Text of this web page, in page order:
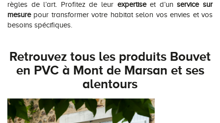
règles de l’art. Profitez de leur expertiseet d’unservice sur
mesurepour transformer votre habitat selon vos envies et vos
besoins spécifiques.
Retrouvez tous les produits Bouvet
en PVC à Mont de Marsan et ses
alentours